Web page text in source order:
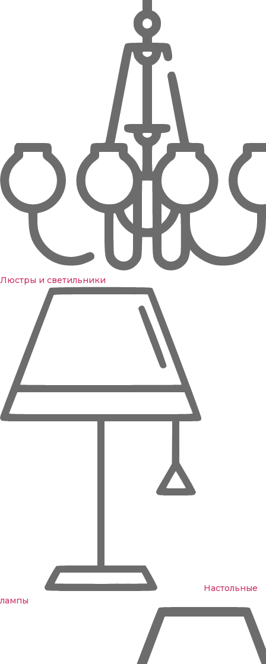
Люстры и светильники
Настольные
лампы